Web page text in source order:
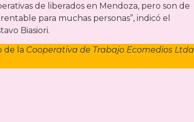
de liberados en Mendoza, pero son de
para muchas personas”, indicó el
Biasiori.
de la Cooperativa de Trabajo Ecomedios Ltda